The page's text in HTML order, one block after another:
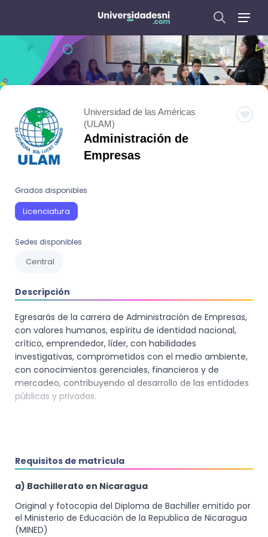
Universidad de las Américas
(ULAM)
Administración de
Empresas
Grados disponibles
Licenciatura
Sedes disponibles
Central
Descripción
Egresarás de la carrera de Administración de Empresas,
con valores humanos, espíritu de identidad nacional,
crítico, emprendedor, líder, con habilidades
investigativas, comprometidos con el medio ambiente,
con conocimientos gerenciales, financieros y de
mercadeo, contribuyendo al desarrollo de las entidades
públicas y privadas.
lógico, relaciones interpersonales, liderazgo,
colaboración, respeto, servicios, responsabilidad,
disciplina; valores tales como la ética y el liderazgo, la
responsabilidad en su con equidad.
Requisitos de matrícula
a) Bachillerato en Nicaragua
Original y fotocopia del Diploma de Bachiller emitido por
el Ministerio de Educación de la Republica de Nicaragua
(MINED)